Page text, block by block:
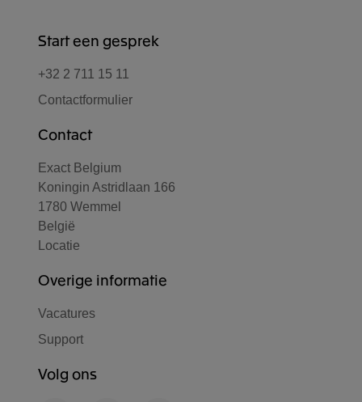
Start een gesprek
+32 2 711 15 11
Contactformulier
Contact
Exact Belgium
Koningin Astridlaan 166
1780 Wemmel
België
Locatie
Overige informatie
Vacatures
Support
Volg ons